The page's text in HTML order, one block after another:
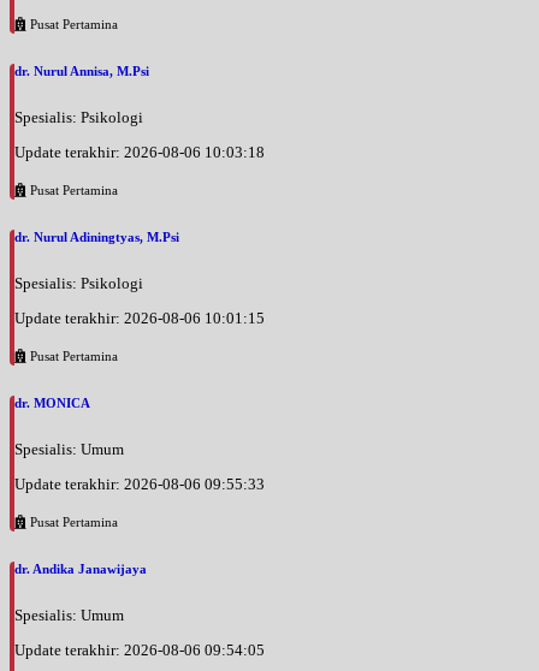
Pusat Pertamina
dr. Nurul Annisa, M.Psi
Spesialis: Psikologi
Update terakhir: 2026-08-06 10:03:18
Pusat Pertamina
dr. Nurul Adiningtyas, M.Psi
Spesialis: Psikologi
Update terakhir: 2026-08-06 10:01:15
Pusat Pertamina
dr. MONICA
Spesialis: Umum
Update terakhir: 2026-08-06 09:55:33
Pusat Pertamina
dr. Andika Janawijaya
Spesialis: Umum
Update terakhir: 2026-08-06 09:54:05